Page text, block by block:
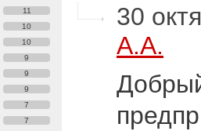
11
10
10
9
9
9
7
7
30
А.А.